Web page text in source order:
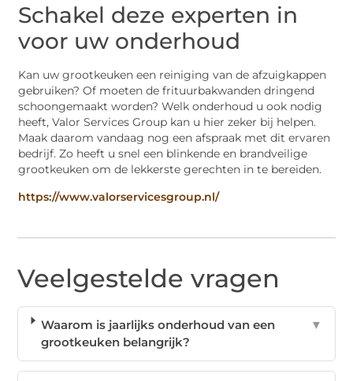
Schakel deze experten in
voor uw onderhoud
Kan uw grootkeuken een reiniging van de afzuigkappen
gebruiken? Of moeten de frituurbakwanden dringend
schoongemaakt worden? Welk onderhoud u ook nodig
heeft, Valor Services Group kan u hier zeker bij helpen.
Maak daarom vandaag nog een afspraak met dit ervaren
bedrijf. Zo heeft u snel een blinkende en brandveilige
grootkeuken om de lekkerste gerechten in te bereiden.
https://www.valorservicesgroup.nl/
Veelgestelde vragen
Waarom is jaarlijks onderhoud van een
grootkeuken belangrijk?
▼